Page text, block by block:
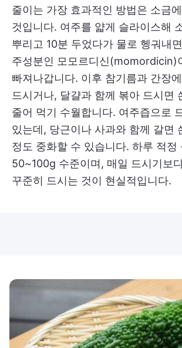
줄이는 가장 효과적인 방법은 소금
것입니다. 여주를 얇게 슬라이스해
뿌리고 10분 두었다가 물로 헹궈내
주성분인 모모르디신(momordicin)
빠져나갑니다. 이후 참기름과 간장
드시거나, 달걀과 함께 볶아 드시면
줄어 먹기 수월합니다. 여주즙으로
있는데, 당근이나 사과와 함께 갈면
정도 중화할 수 있습니다. 하루 적정
50~100g 수준이며, 매일 드시기보
꾸준히 드시는 것이 현실적입니다.